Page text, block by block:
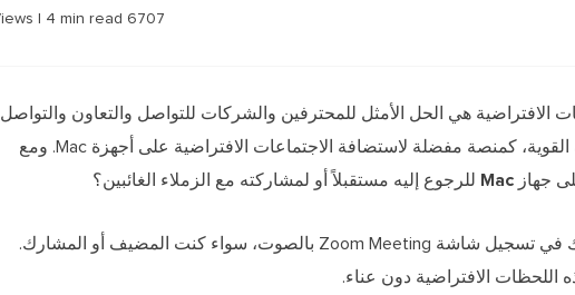
6707
| 4 min read
هي الحل الأمثل للمحترفين والشركات للتواصل والتعاون والتواصل
عن بعد. لقد برز Zoom، بواجهته سهلة الاستخدام وميزاته القوية، كمنصة مفضلة لاستضافة الاجتماعات الافتراضية على أجهزة Mac. ومع
للرجوع إليه مستقبلاً أو لمشاركته مع الزملاء الغائبين؟
يوفر هذا الدليل الشامل بعض الطرق البسيطة لمساعدتك في تسجيل شاشة Zoom Meeting بالصوت، سواء كنت المضيف أو المشارك.
اللحظات الافتراضية دون عناء.